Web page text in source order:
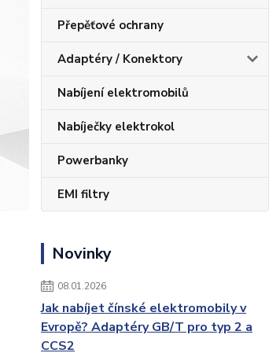
Přepěťové ochrany
Adaptéry / Konektory
Nabíjení elektromobilů
Nabíječky elektrokol
Powerbanky
EMI filtry
Novinky
08.01.2026
Jak nabíjet čínské elektromobily v
Evropě? Adaptéry GB/T pro typ 2 a
CCS2